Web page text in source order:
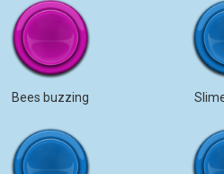
Bees buzzing